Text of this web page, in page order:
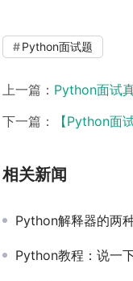
Python面试题
上一篇： Python面试
下一篇：
【Python面
相关新闻
Python解释器的两种编程方式
Python教程：说一下